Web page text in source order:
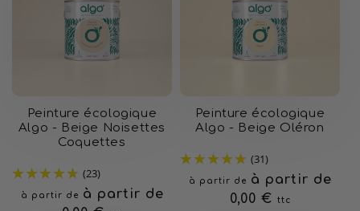
Peinture écologique
Algo - Beige Noisettes
Coquettes
(23)
Prix
à partir de
à partir de
Peinture écologique
Algo - Beige Oléron
(31)
Prix
habituel
à partir de
à partir de
0,00 €
ttc